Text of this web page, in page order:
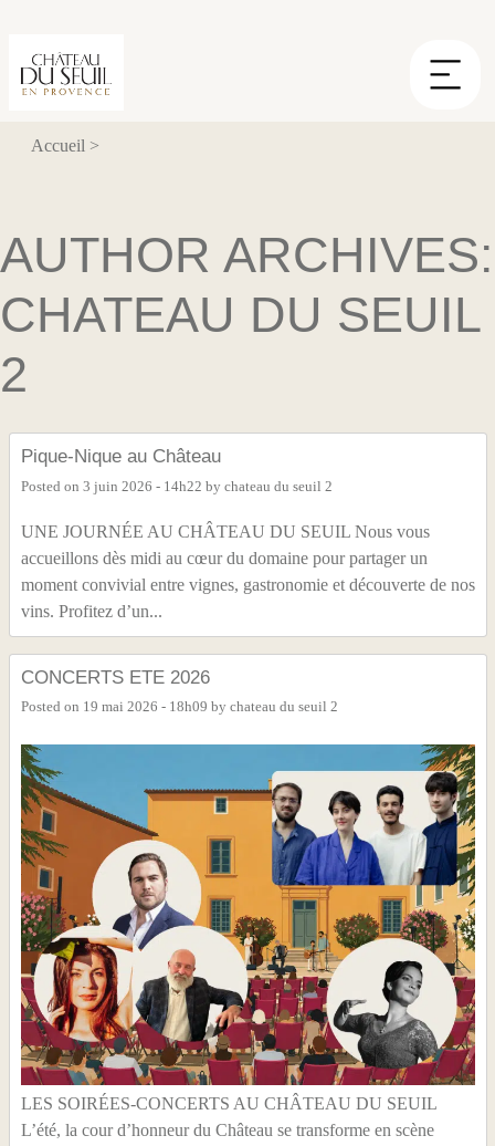
Accueil >
AUTHOR ARCHIVES:
CHATEAU DU SEUIL
2
Pique-Nique au Château
Posted on 3 juin 2026 - 14h22 by chateau du seuil 2
UNE JOURNÉE AU CHÂTEAU DU SEUIL Nous vous
accueillons dès midi au cœur du domaine pour partager un
moment convivial entre vignes, gastronomie et découverte de nos
vins. Profitez d’un...
CONCERTS ETE 2026
Posted on 19 mai 2026 - 18h09 by chateau du seuil 2
LES SOIRÉES-CONCERTS AU CHÂTEAU DU SEUIL
L’été, la cour d’honneur du Château se transforme en scène